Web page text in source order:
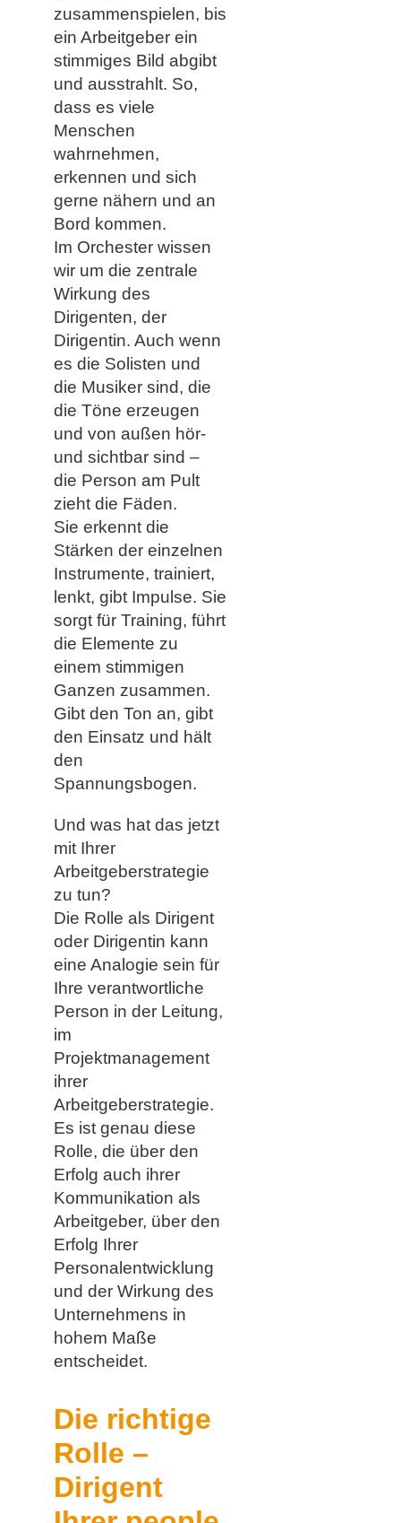
zusammenspielen, bis
ein Arbeitgeber ein
stimmiges Bild abgibt
und ausstrahlt. So,
dass es viele
Menschen
wahrnehmen,
erkennen und sich
gerne nähern und an
Bord kommen.
Im Orchester wissen
wir um die zentrale
Wirkung des
Dirigenten, der
Dirigentin. Auch wenn
es die Solisten und
die Musiker sind, die
die Töne erzeugen
und von außen hör-
und sichtbar sind –
die Person am Pult
zieht die Fäden.
Sie erkennt die
Stärken der einzelnen
Instrumente, trainiert,
lenkt, gibt Impulse. Sie
sorgt für Training, führt
die Elemente zu
einem stimmigen
Ganzen zusammen.
Gibt den Ton an, gibt
den Einsatz und hält
den
Spannungsbogen.
Und was hat das jetzt
mit Ihrer
Arbeitgeberstrategie
zu tun?
Die Rolle als Dirigent
oder Dirigentin kann
eine Analogie sein für
Ihre verantwortliche
Person in der Leitung,
im
Projektmanagement
ihrer
Arbeitgeberstrategie.
Es ist genau diese
Rolle, die über den
Erfolg auch ihrer
Kommunikation als
Arbeitgeber, über den
Erfolg Ihrer
Personalentwicklung
und der Wirkung des
Unternehmens in
hohem Maße
entscheidet.
Die richtige
Rolle –
Dirigent